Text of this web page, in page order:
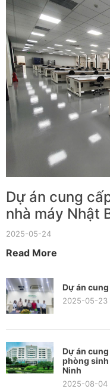
Dự án cung
nhà máy Nhật
2025-05-24
Read More
Dự án
2025-05-23
Dự án
phòng sinh
Ninh
2025-08-04